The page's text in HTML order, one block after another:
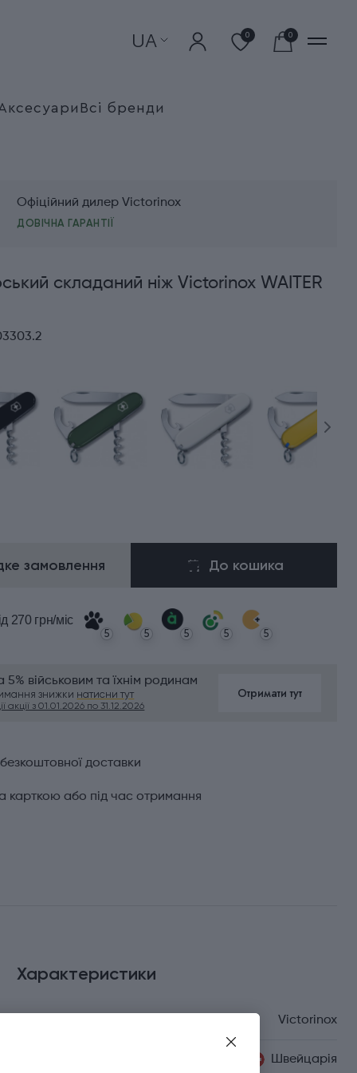
UA 0 0
Всі бренди
Офіційний дилер Victorinox
ДОВІЧНА ГАРАНТІЇ
складаний ніж Victorinox WAITER
замовлення До кошика
270 грн/міс
5 5 5 5 5
5% військовим та їхнім родинам
знижки натисни тут
акції з 01.01.2026 по 31.12.2026
Отримати тут
доставки
карткою або під час отримання
Характеристики
Victorinox
Швейцарія